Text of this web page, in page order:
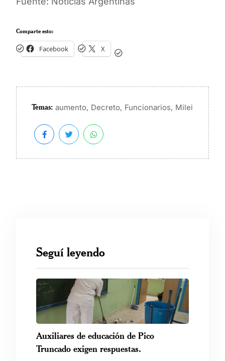
Comparte esto:
Facebook X
Temas: aumento, Decreto, Funcionarios, Milei
Seguí leyendo
Auxiliares de educación de Pico
Truncado exigen respuestas.